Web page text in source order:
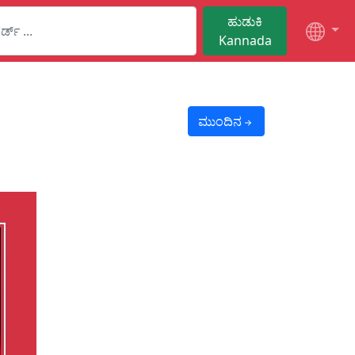
ಹುಡುಕಿ
Kannada
ಮುಂದಿನ